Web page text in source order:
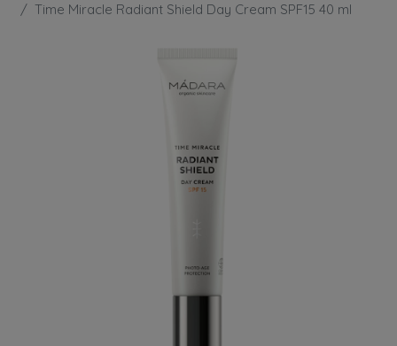
Time Miracle Radiant Shield Day Cream SPF15 40 ml